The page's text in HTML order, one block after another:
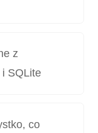
z
SQLite
co